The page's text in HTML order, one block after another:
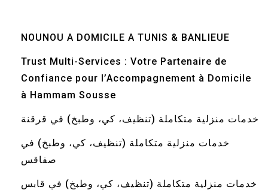
NOUNOU A DOMICILE A TUNIS & BANLIEUE
Trust Multi-Services : Votre Partenaire de
Confiance pour l’Accompagnement à Domicile
à Hammam Sousse
خدمات منزلية متكاملة (تنظيف، كي، وطبخ) في قرقنة
خدمات منزلية متكاملة (تنظيف، كي، وطبخ) في
صفاقس
خدمات منزلية متكاملة (تنظيف، كي، وطبخ) في قابس